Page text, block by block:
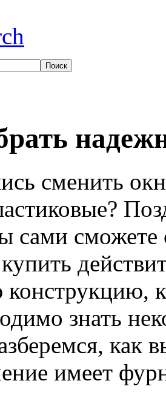
сменить
сами сможете
знать
как
имеет